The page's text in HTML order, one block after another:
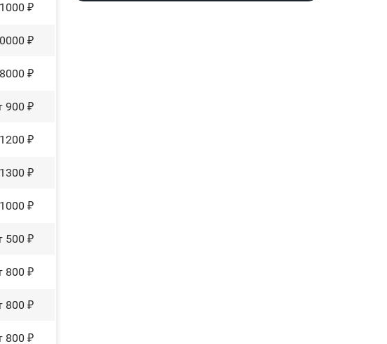
₽
₽
₽
900 ₽
₽
₽
₽
500 ₽
800 ₽
800 ₽
800 ₽